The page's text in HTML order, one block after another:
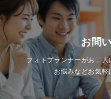
お問
フォトプランナーがお二人
お悩みなどお気